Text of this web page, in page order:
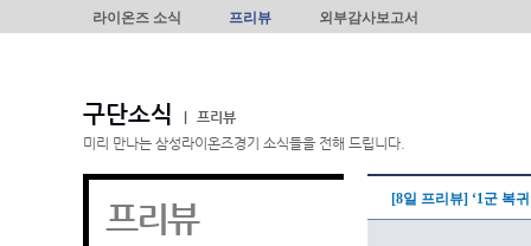
라이온즈 소식 프리뷰 외부감사보고서
구단소식
프리뷰
미리 만나는 삼성라이온즈경기 소식들을 전해 드립니다.
프리뷰 [8일 프리뷰] ‘1군 복